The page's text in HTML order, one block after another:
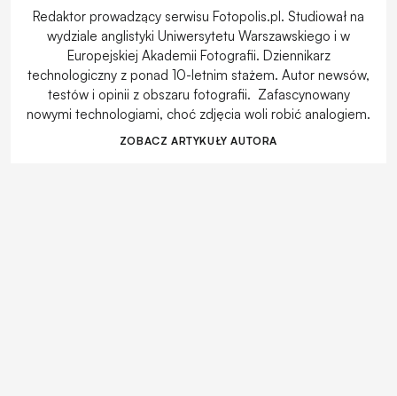
Redaktor prowadzący serwisu Fotopolis.pl. Studiował na
wydziale anglistyki Uniwersytetu Warszawskiego i w
Europejskiej Akademii Fotografii. Dziennikarz
technologiczny z ponad 10-letnim stażem. Autor newsów,
testów i opinii z obszaru fotografii. Zafascynowany
nowymi technologiami, choć zdjęcia woli robić analogiem.
ZOBACZ ARTYKUŁY AUTORA